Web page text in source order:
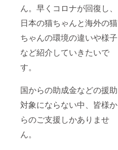
ん。早くコロナが回復し、
日本の猫ちゃんと海外の猫
ちゃんの環境の違いや様子
など紹介していきたいで
す。
国からの助成金などの援助
対象にならない中、皆様か
らのご支援しかありませ
ん。